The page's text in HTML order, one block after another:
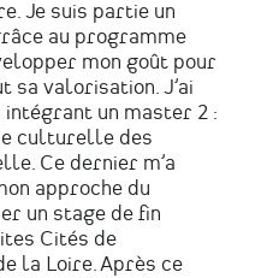
Je suis partie un
au programme
mon goût pour
sa valorisation. J’ai
un master 2 :
culturelle des
Ce dernier m’a
approche du
un stage de fin
Cités de
la Loire. Après ce